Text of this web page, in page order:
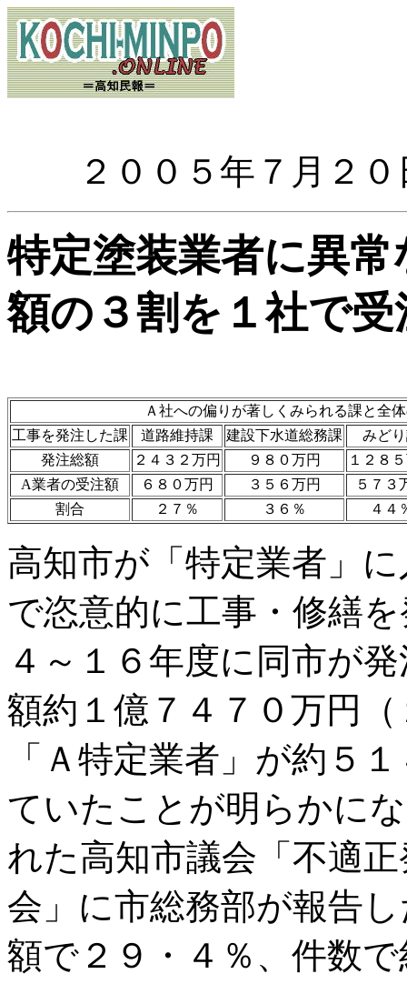
２００５年７月２０
特定塗装業者に異
額の３割を１社で受
Ａ社への偏りが著しくみられる課と
工事を発注した課
道路維持課 建設下水道総務課
みど
発注総額
２４３２万円 ９８０万円
１２８
A業者の受注額
６８０万円 ３５６万円
５７３
割合
２７％ ３６％ ４４
高知市が「特定業者」
で恣意的に工事・修繕
４～１６年度に同市が
額約１億７４７０万円
「Ａ特定業者」が約５
ていたことが明らかに
れた高知市議会「不適
会」に市総務部が報告
額で２９・４％、件数